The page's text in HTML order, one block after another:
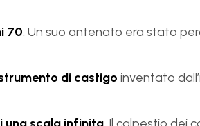
70. Un suo antenato era stato
di castigo inventato